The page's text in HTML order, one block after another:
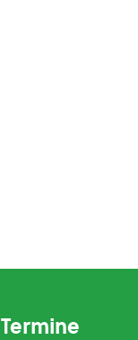
Termine